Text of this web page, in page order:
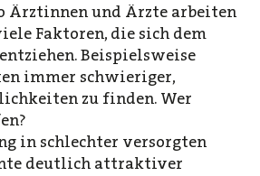
Ärztinnen und Ärzte arbeiten
Faktoren, die sich dem
Beispielsweise
immer schwieriger,
zu finden. Wer
in schlechter versorgten
deutlich attraktiver